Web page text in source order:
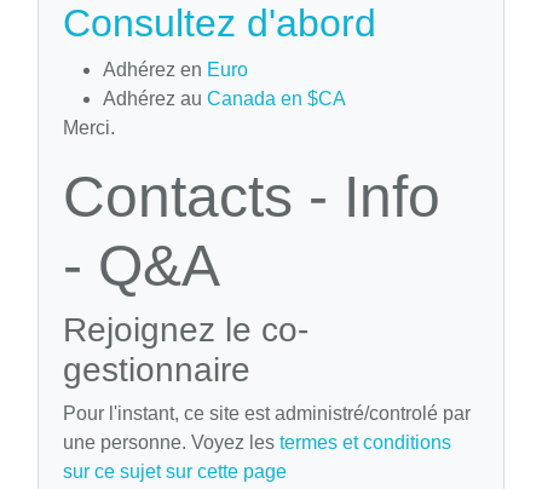
Consultez d'abord
Adhérez en Euro
Adhérez au Canada en $CA
Merci.
Contacts - Info
- Q&A
Rejoignez le co-
gestionnaire
Pour l'instant, ce site est administré/controlé par
une personne. Voyez les termes et conditions
sur ce sujet sur cette page